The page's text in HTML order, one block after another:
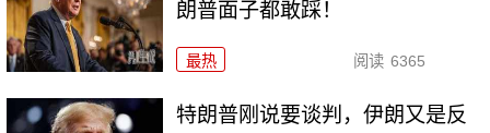
朗普面子都敢踩！
最热 阅读 6365
特朗普刚说要谈判，伊朗又是反